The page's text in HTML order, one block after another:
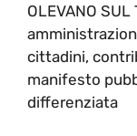
OLEVANO SUL
cittadini,
manifesto
differenziata